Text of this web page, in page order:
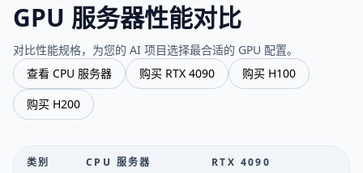
GPU 服务器性能对比
对比性能规格，为您的 AI 项目选择最合适的 GPU 配置。
查看 CPU 服务器
购买 RTX 4090
购买 H100
购买 H200
类别 CPU 服务器 RTX 4090